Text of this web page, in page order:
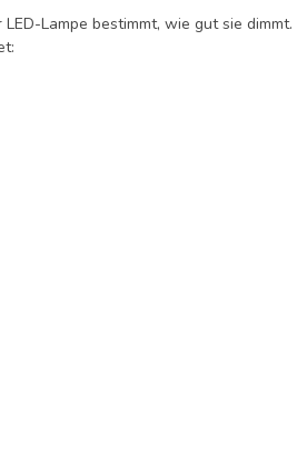
Lampe bestimmt, wie gut sie dimmt.